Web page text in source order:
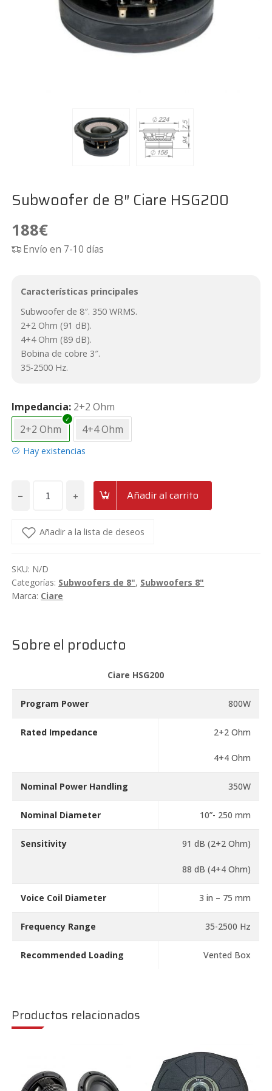
Subwoofer de 8″ Ciare HSG200
188€
Envío en 7-10 días
Características principales
Subwoofer de 8″. 350 WRMS.
2+2 Ohm (91 dB).
4+4 Ohm (89 dB).
Bobina de cobre 3″.
35-2500 Hz.
Impedancia 2+2 Ohm
2+2 Ohm
4+4 Ohm
Hay existencias
−
Subwoofer
cantidad
+ Añadir al carrito
Añadir a la lista de deseos
SKU: N/D
Categorías: Subwoofers de 8", Subwoofers 8"
Marca: Ciare
Sobre el producto
Ciare HSG200
Program Power 800W
Rated Impedance 2+2 Ohm
4+4 Ohm
Nominal Power Handling 350W
Nominal Diameter 10”- 250 mm
Sensitivity 91 dB (2+2 Ohm)
88 dB (4+4 Ohm)
Voice Coil Diameter 3 in – 75 mm
Frequency Range 35-2500 Hz
Recommended Loading Vented Box
Productos relacionados